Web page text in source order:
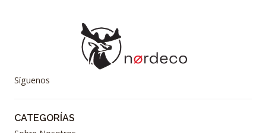
Síguenos
CATEGORÍAS